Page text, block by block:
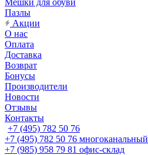
Мешки для обуви
Пазлы
Акции
О нас
Оплата
Доставка
Возврат
Бонусы
Производители
Новости
Отзывы
Контакты
+7 (495) 782 50 76
+7 (495) 782 50 76 многоканальный
+7 (985) 958 79 81 офис-склад